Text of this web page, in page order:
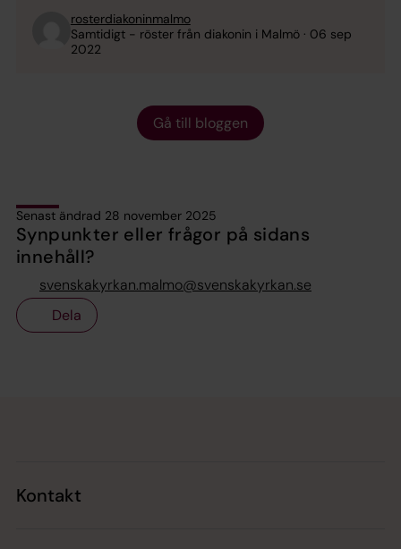
tillräcklig för att fälla en ...
rosterdiakoninmalmo
Samtidigt - röster från diakonin i Malmö
06 sep
2022
Gå till bloggen
Senast ändrad 28 november 2025
Synpunkter eller frågor på sidans
innehåll?
svenskakyrkan.malmo@svenskakyrkan.se
Dela
Kontakt